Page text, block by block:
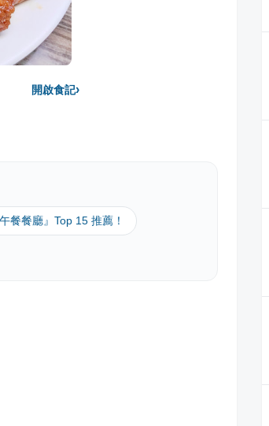
開啟食記›
餐餐廳』Top 15 推薦！